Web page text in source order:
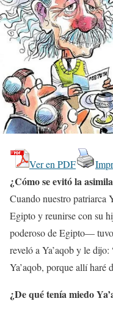
Ver en PDF
¿Cómo se evitó la
Cuando nuestro patriarca
Egipto y reunirse con su
poderoso de Egipto—
reveló a Ya’aqob y le
Ya’aqob, porque allí haré
¿De qué tenía miedo